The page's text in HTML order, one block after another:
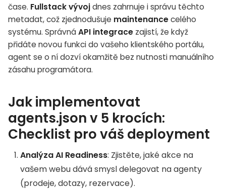
čase. Fullstack vývojdnes zahrnuje i správu těchto
metadat, což zjednodušuje maintenancecelého
systému. SprávnáAPI integrace zajistí, že když
přidáte novou funkci do vašeho klientského portálu,
agent se o ní dozví okamžitě bez nutnosti manuálního
zásahu programátora.
Jak implementovat
agents.json v 5 krocích:
Checklist pro váš deployment
Analýza AI Readiness: Zjistěte, jaké akce na
vašem webu dává smysl delegovat na agenty
(prodeje, dotazy, rezervace).